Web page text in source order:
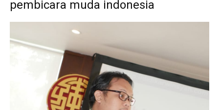
pembicara muda indonesia